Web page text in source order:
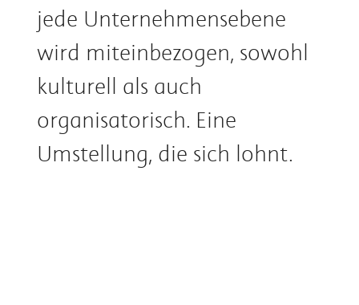
jede Unternehmensebene
wird miteinbezogen, sowohl
kulturell als auch
organisatorisch. Eine
Umstellung, die sich lohnt.